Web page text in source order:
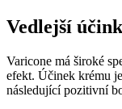
Vedlejší
Varicone má široké
efekt. Účinek krému
následující pozitivní